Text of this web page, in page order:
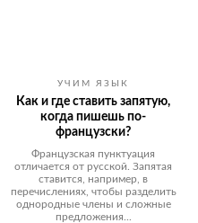
УЧИМ ЯЗЫК
Как и где ставить запятую,
когда пишешь по-
французски?
Французская пунктуация
отличается от русской. Запятая
ставится, например, в
перечислениях, чтобы разделить
однородные члены и сложные
предложения...